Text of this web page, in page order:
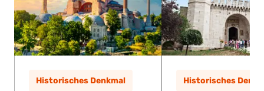
Historisches Denkmal Historisches